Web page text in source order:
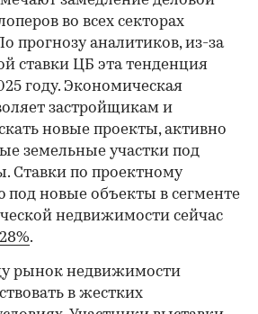
во всех секторах
прогнозу аналитиков, из-за
ставки ЦБ эта тенденция
году. Экономическая
застройщикам и
новые проекты, активно
земельные участки под
Ставки по проектному
новые объекты в сегменте
недвижимости сейчас
.
рынок недвижимости
в жестких